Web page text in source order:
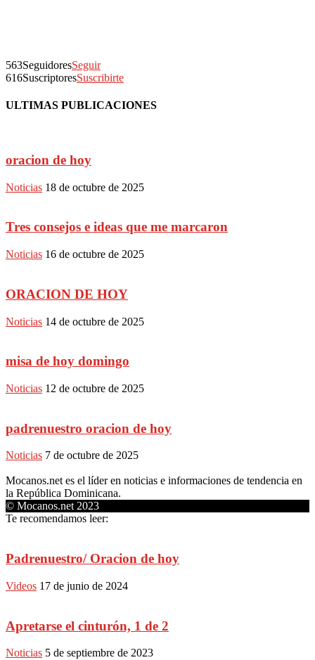
563SeguidoresSeguir
616SuscriptoresSuscribirte
ULTIMAS PUBLICACIONES
oracion de hoy
Noticias 18 de octubre de 2025
Tres consejos e ideas que me marcaron
Noticias 16 de octubre de 2025
ORACION DE HOY
Noticias 14 de octubre de 2025
misa de hoy domingo
Noticias 12 de octubre de 2025
padrenuestro oracion de hoy
Noticias 7 de octubre de 2025
Mocanos.net es el líder en noticias e informaciones de tendencia en
la República Dominicana.
© Mocanos.net 2023
Te recomendamos leer:
Padrenuestro/ Oracion de hoy
Videos 17 de junio de 2024
Apretarse el cinturón, 1 de 2
Noticias 5 de septiembre de 2023